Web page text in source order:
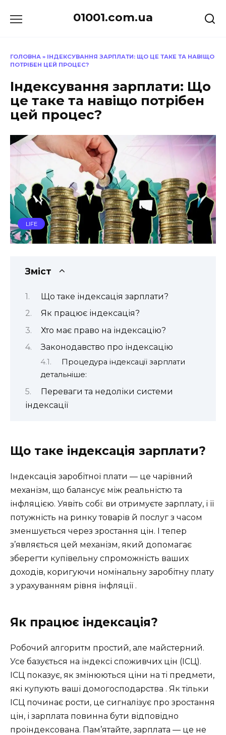
до
01001.com.ua
ГОЛОВНА » ІНДЕКСУВАННЯ ЗАРПЛАТИ: ЩО ЦЕ ТАКЕ ТА НАВІЩО
ПОТРІБЕН ЦЕЙ ПРОЦЕС?
Індексування зарплати: Що
це таке та навіщо потрібен
цей процес?
LIFE
Зміст
Що таке індексація зарплати?
Як працює індексація?
Хто має право на індексацію?
Законодавство про індексацію
Процедура індексації зарплати
детальніше:
Переваги та недоліки системи
індексації
Що таке індексація зарплати?
Індексація заробітної плати — це чарівний
механізм, що балансує між реальністю та
інфляцією. Уявіть собі: ви отримуєте зарплату, і її
потужність на ринку товарів й послуг з часом
зменшується через зростання цін. І тепер
з’являється цей механізм, який допомагає
зберегти купівельну спроможність ваших
доходів, коригуючи номінальну заробітну плату
з урахуванням рівня інфляції .
Як працює індексація?
Робочий алгоритм простий, але майстерний.
Усе базується на індексі споживчих цін (ІСЦ).
ІСЦ показує, як змінюються ціни на ті предмети,
які купують ваші домогосподарства . Як тільки
ІСЦ починає рости, це сигналізує про зростання
цін, і зарплата повинна бути відповідно
проіндексована. Пам’ятайте, зарплата — це не